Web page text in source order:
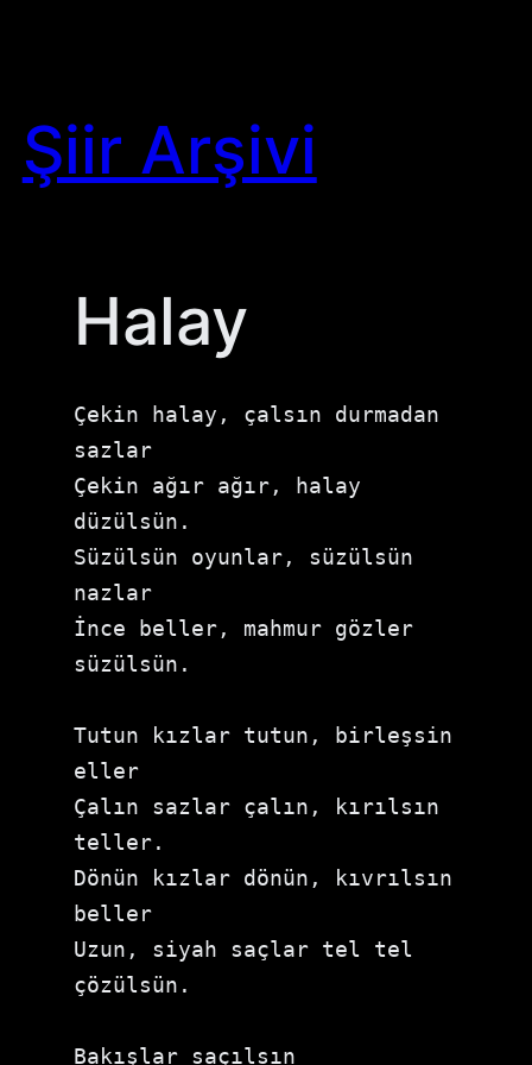
Şiir Arşivi
Halay
Çekin halay, çalsın durmadan
sazlar
Çekin ağır ağır, halay
düzülsün.
Süzülsün oyunlar, süzülsün
nazlar
İnce beller, mahmur gözler
süzülsün.
Tutun kızlar tutun, birleşsin
eller
Çalın sazlar çalın, kırılsın
teller.
Dönün kızlar dönün, kıvrılsın
beller
Uzun, siyah saçlar tel tel
çözülsün.
Bakışlar saçılsın